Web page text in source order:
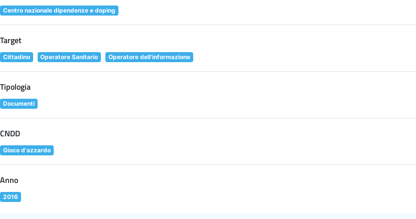
Centro nazionale dipendenze e doping
Target
Cittadino Operatore Sanitario Operatore dell'informazione
Tipologia
Documenti
CNDD
Gioco d'azzardo
Anno
2016